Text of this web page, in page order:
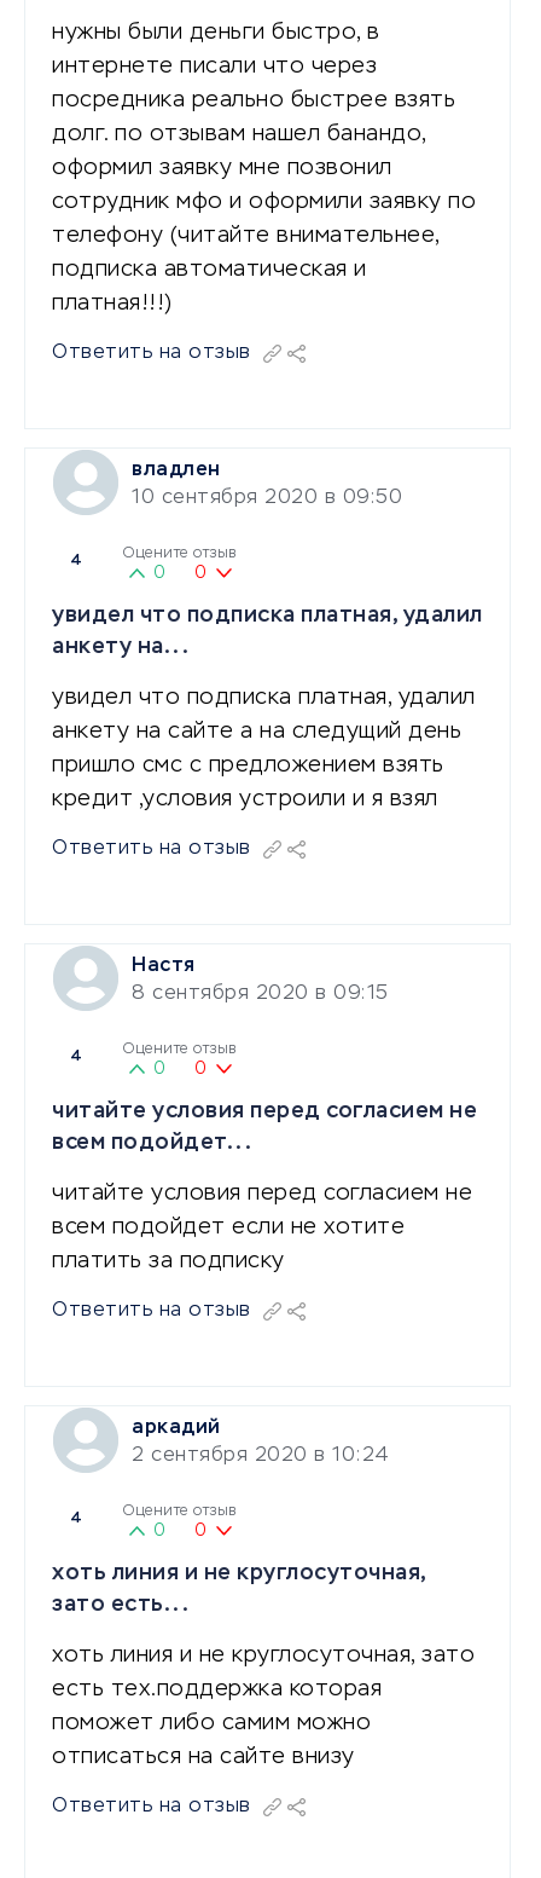
нужны были деньги быстро, в
интернете писали что через
посредника реально быстрее взять
долг. по отзывам нашел банандо,
оформил заявку мне позвонил
сотрудник мфо и оформили заявку по
телефону (читайте внимательнее,
подписка автоматическая и
платная!!!)
Ответить на отзыв
владлен
10 сентября 2020 в 09:50
4 Оцените отзыв
0 0
увидел что подписка платная, удалил
анкету на...
увидел что подписка платная, удалил
анкету на сайте а на следущий день
пришло смс с предложением взять
кредит ,условия устроили и я взял
Ответить на отзыв
Настя
8 сентября 2020 в 09:15
4 Оцените отзыв
0 0
читайте условия перед согласием не
всем подойдет...
читайте условия перед согласием не
всем подойдет если не хотите
платить за подписку
Ответить на отзыв
аркадий
2 сентября 2020 в 10:24
4 Оцените отзыв
0 0
хоть линия и не круглосуточная,
зато есть...
хоть линия и не круглосуточная, зато
есть тех.поддержка которая
поможет либо самим можно
отписаться на сайте внизу
Ответить на отзыв